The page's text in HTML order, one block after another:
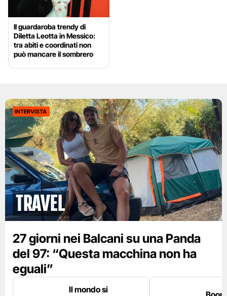
Il guardaroba trendy di
Diletta Leotta in Messico:
tra abiti e coordinati non
può mancare il sombrero
INTERVISTA
Travel
27 giorni nei Balcani su una Panda
del 97: “Questa macchina non ha
eguali”
Il mondo si